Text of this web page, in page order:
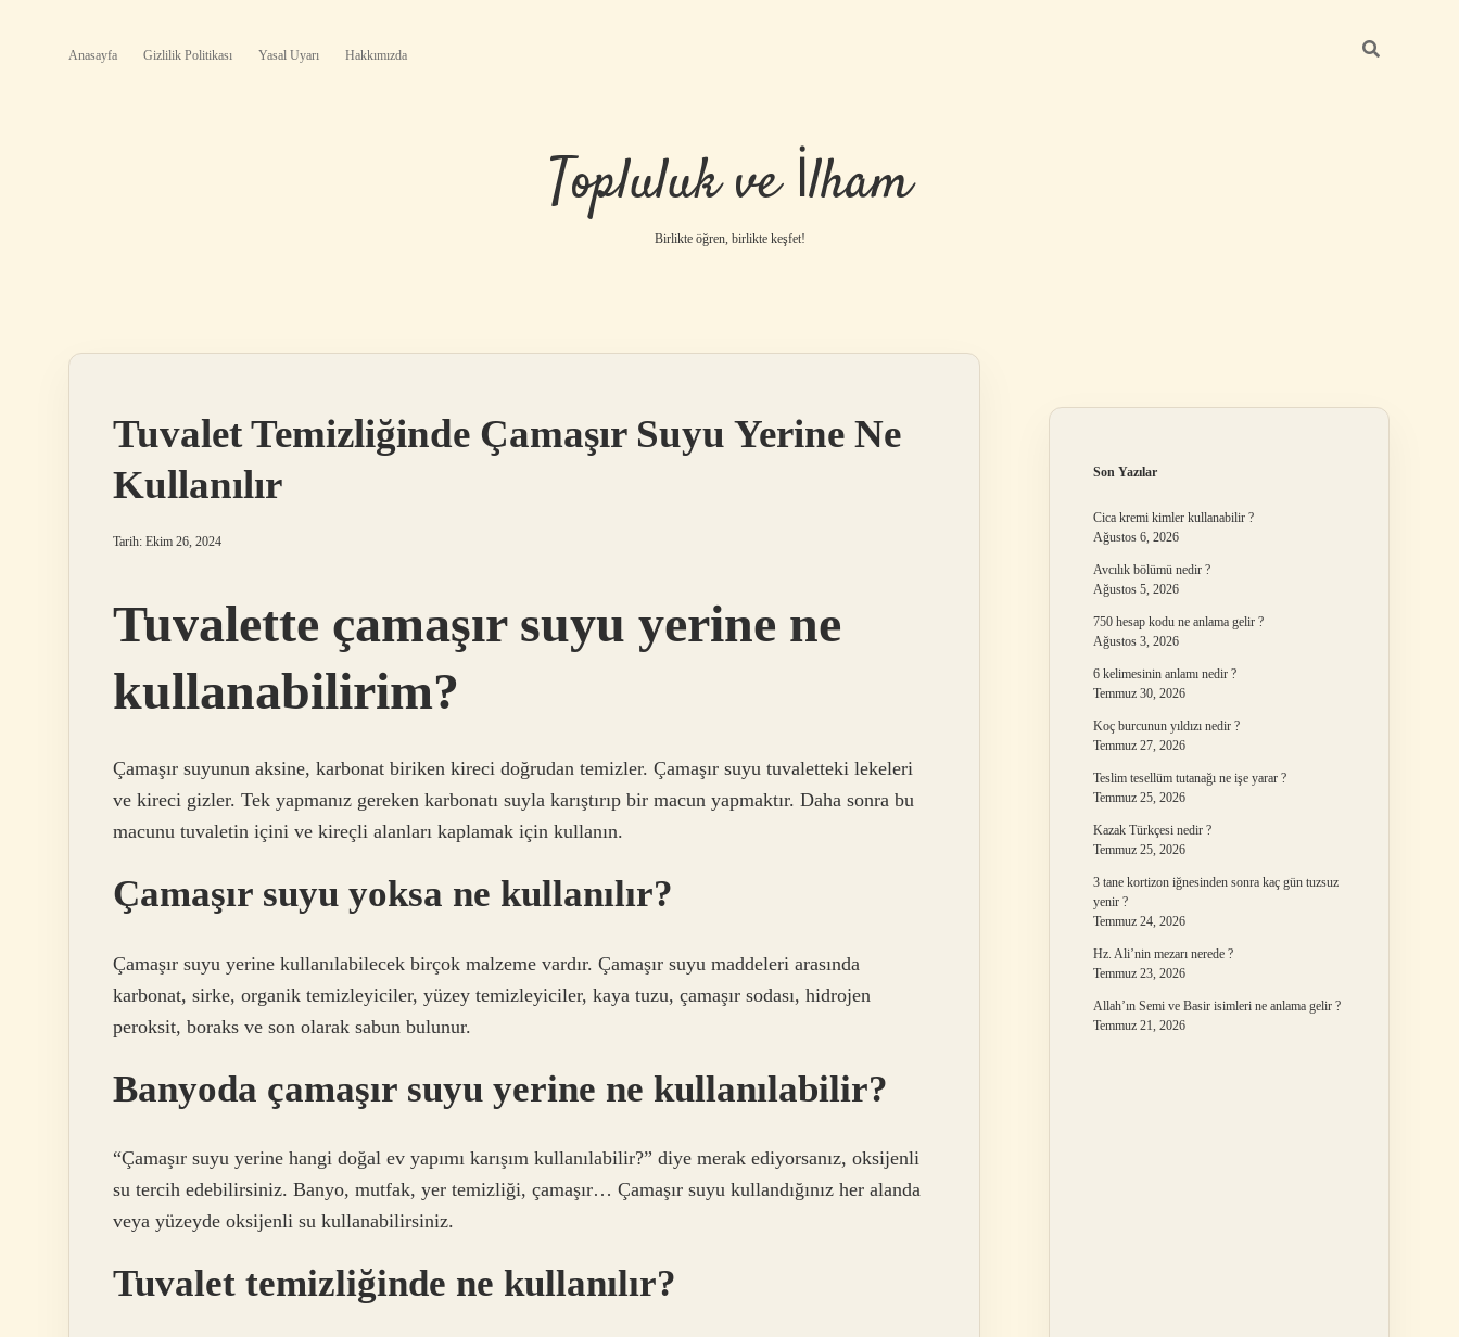
Anasayfa Gizlilik Politikası Yasal Uyarı Hakkımızda
Topluluk ve İlham
Birlikte öğren, birlikte keşfet!
Tuvalet Temizliğinde Çamaşır Suyu Yerine Ne
Kullanılır
Tarih: Ekim 26, 2024
Tuvalette çamaşır suyu yerine ne
kullanabilirim?
Çamaşır suyunun aksine, karbonat biriken kireci doğrudan temizler. Çamaşır suyu tuvaletteki lekeleri
ve kireci gizler. Tek yapmanız gereken karbonatı suyla karıştırıp bir macun yapmaktır. Daha sonra bu
macunu tuvaletin içini ve kireçli alanları kaplamak için kullanın.
Çamaşır suyu yoksa ne kullanılır?
Çamaşır suyu yerine kullanılabilecek birçok malzeme vardır. Çamaşır suyu maddeleri arasında
karbonat, sirke, organik temizleyiciler, yüzey temizleyiciler, kaya tuzu, çamaşır sodası, hidrojen
peroksit, boraks ve son olarak sabun bulunur.
Banyoda çamaşır suyu yerine ne kullanılabilir?
“Çamaşır suyu yerine hangi doğal ev yapımı karışım kullanılabilir?” diye merak ediyorsanız, oksijenli
su tercih edebilirsiniz. Banyo, mutfak, yer temizliği, çamaşır… Çamaşır suyu kullandığınız her alanda
veya yüzeyde oksijenli su kullanabilirsiniz.
Tuvalet temizliğinde ne kullanılır?
Son Yazılar
Cica kremi kimler kullanabilir ?
Ağustos 6, 2026
Avcılık bölümü nedir ?
Ağustos 5, 2026
750 hesap kodu ne anlama gelir ?
Ağustos 3, 2026
6 kelimesinin anlamı nedir ?
Temmuz 30, 2026
Koç burcunun yıldızı nedir ?
Temmuz 27, 2026
Teslim tesellüm tutanağı ne işe yarar ?
Temmuz 25, 2026
Kazak Türkçesi nedir ?
Temmuz 25, 2026
3 tane kortizon iğnesinden sonra kaç gün tuzsuz
yenir ?
Temmuz 24, 2026
Hz. Ali’nin mezarı nerede ?
Temmuz 23, 2026
Allah’ın Semi ve Basir isimleri ne anlama gelir ?
Temmuz 21, 2026